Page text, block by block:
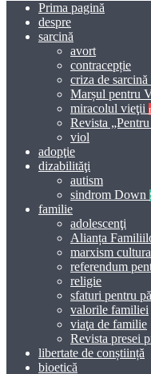
Prima pagină
despre
sarcină
avort
contracepție
criza de sarcină
Marșul pentru
miracolul vieţii
Revista
viol
adopţie
dizabilităţi
autism
sindrom Down
familie
adolescenţi
Alianța
marxism
referendum
religie
sfaturi pentru
valorile familiei
viaţa de familie
Revista presei
libertate de conștiință
bioetică